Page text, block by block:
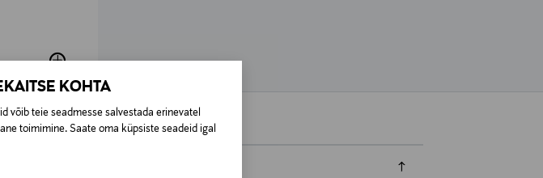
KOHTA
võib teie seadmesse salvestada erinevatel
toimimine. Saate oma küpsiste seadeid igal